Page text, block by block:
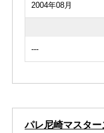
2004年08月
---
パレ尼崎マスター